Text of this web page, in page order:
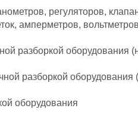
регуляторов,
амперметров,
разборкой оборудования
разборкой
оборудования